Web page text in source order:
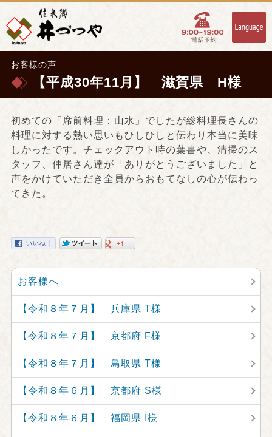
お客様の声
【平成30年11月】 滋賀県 H様
初めての「席前料理：山水」でしたが総料理長さんの
料理に対する熱い思いもひしひしと伝わり本当に美味
しかったです。チェックアウト時の葉書や、清掃のス
タッフ、仲居さん達が「ありがとうございました」と
声をかけていただき全員からおもてなしの心が伝わっ
てきた。
お客様へ
【令和８年７月】 兵庫県 T様
【令和８年７月】 京都府 F様
【令和８年７月】 鳥取県 T様
【令和８年６月】 京都府 S様
【令和８年６月】 福岡県 I様